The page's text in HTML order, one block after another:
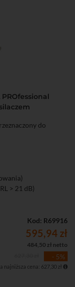
do
> 21 dB)
łatwa diagnostyka
SAT w budynkach
wyrobu
Kod: R69916
595,94 zł
484,50 zł netto
- 5%
najniższa cena: 627,30 zł